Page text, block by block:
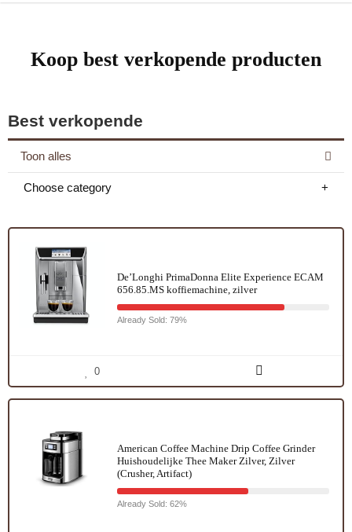
Koop best verkopende producten
Best verkopende
Toon alles
Choose category
De’Longhi PrimaDonna Elite Experience ECAM
656.85.MS koffiemachine, zilver
Already Sold: 79%
0
American Coffee Machine Drip Coffee Grinder
Huishoudelijke Thee Maker Zilver, Zilver
(Crusher, Artifact)
Already Sold: 62%